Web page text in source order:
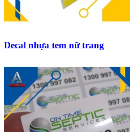
Decal nhựa tem nữ trang